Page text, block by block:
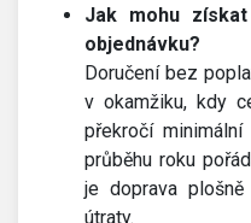
Jak mohu
objednávku?
Doručení bez
v okamžiku, kdy
překročí
průběhu roku
je doprava
útraty.